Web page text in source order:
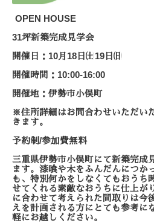
OPEN HOUSE
31坪新築完成見学会
開催日： 10月 18 日㈯19 日㈰
開催時間： 10:00-16:00
開催地：伊勢市小俣町
※住所詳細はお問合わせいただい
きます。
予約制 /参加費無料
三重県伊勢市小俣町にて新築完成
ます。 漆喰や木をふんだんにつか
も、特別何かをしなくても おうち
せてくれる素敵なおうちに仕上が
に合わせて考えられた間取りは今
えを計画される方に とても参考に
軽にお越しください。